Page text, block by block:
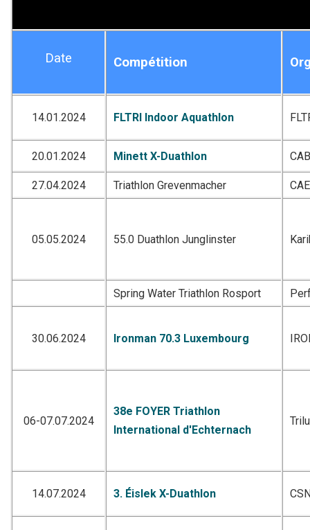
Date Compétition
14.01.2024 FLTRI Indoor Aquathlon
20.01.2024 Minett X-Duathlon CAB
27.04.2024 Triathlon Grevenmacher
05.05.2024 55.0 Duathlon Junglinster
Spring Water Triathlon Rosport
30.06.2024 Ironman 70.3 Luxembourg
06-07.07.2024
38e FOYER Triathlon
International d'Echternach
14.07.2024 3. Éislek X-Duathlon